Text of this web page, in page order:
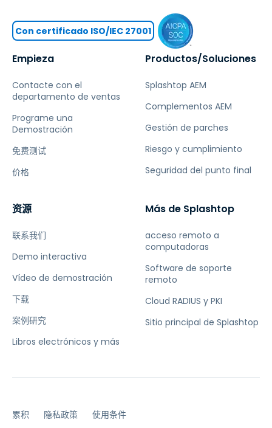
Empieza
Contacte con el
departamento de ventas
Programe una
Demostración
免费测试
价格
Productos/Soluciones
Splashtop AEM
Complementos AEM
Gestión de parches
Riesgo y cumplimiento
Seguridad del punto final
资源
联系我们
Demo interactiva
Vídeo de demostración
下载
案例研究
Libros electrónicos y más
Más de Splashtop
acceso remoto a
computadoras
Software de soporte
remoto
Cloud RADIUS y PKI
Sitio principal de Splashtop
Con certificado ISO/IEC 27001
累积 隐私政策 使用条件